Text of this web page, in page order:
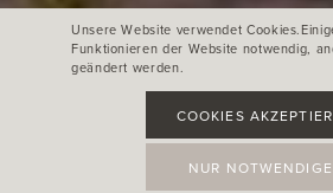
Unsere Website verwendet
Funktionieren der Website notwendig,
geändert werden.
COOKIES
NUR